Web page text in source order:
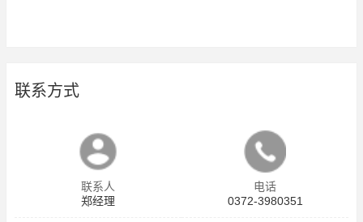
联系方式
联系人
郑经理
电话
0372-3980351